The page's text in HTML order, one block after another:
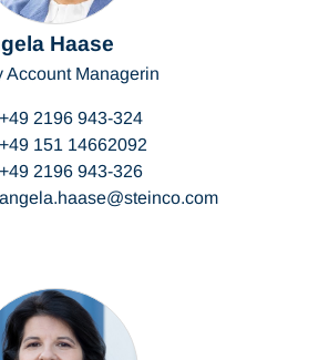
Haase
Account Managerin
+49 2196 943-324
+49 151 14662092
+49 2196 943-326
angela.haase
steinco com